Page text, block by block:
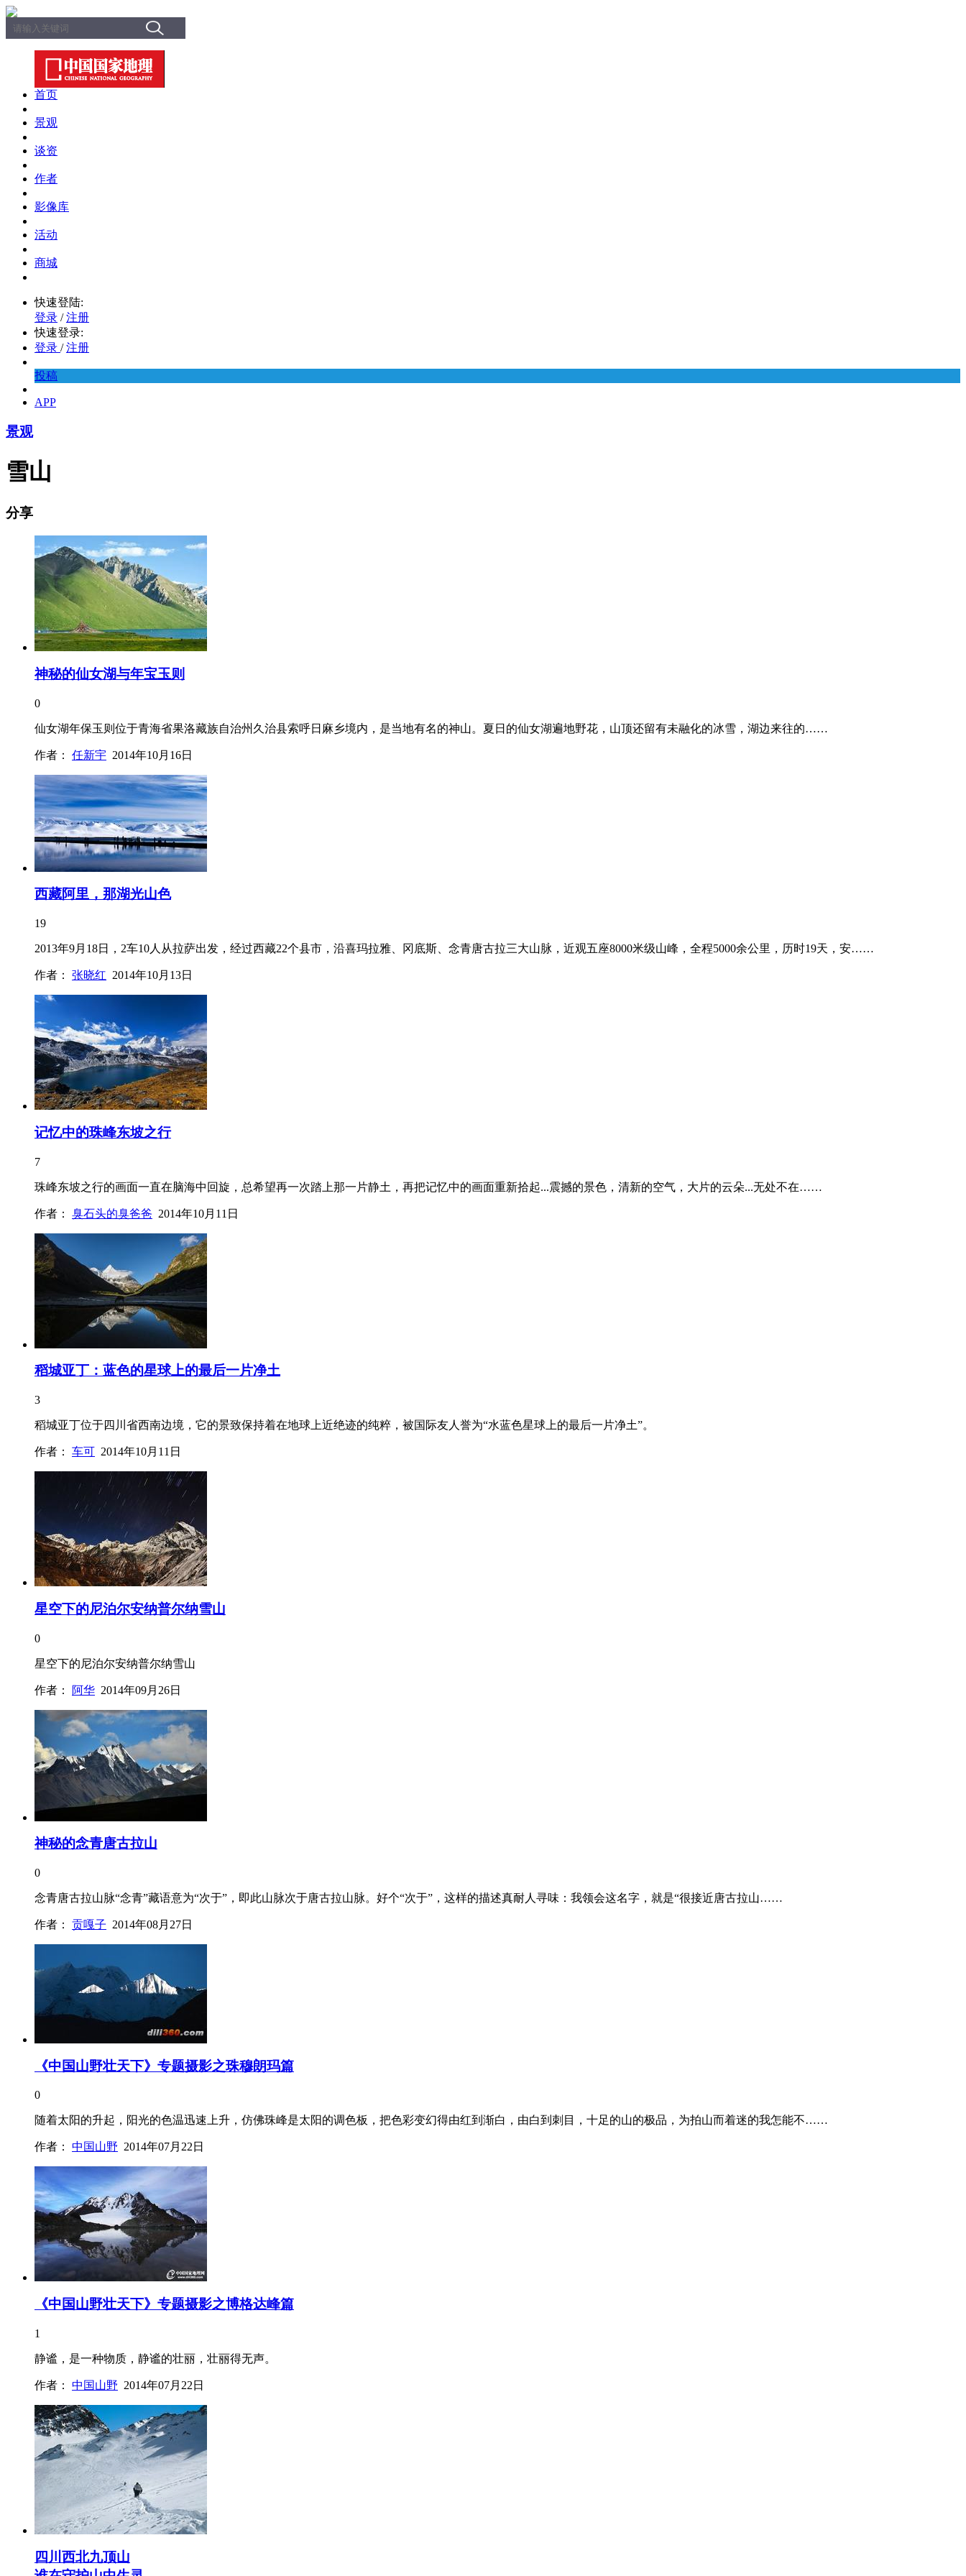
首页
景观
谈资
作者
影像库
活动
商城
快速登陆:
登录 / 注册
快速登录:
登录 / 注册
投稿
APP
景观
雪山
分享
神秘的仙女湖与年宝玉则
0
仙女湖年保玉则位于青海省果洛藏族自治州久治县索呼日麻乡境内，是当地有名的神山。夏日的仙女湖遍地野花，山顶还留有未融化的冰雪，湖边来往的……
作者： 任新宇 2014年10月16日
西藏阿里，那湖光山色
19
2013年9月18日，2车10人从拉萨出发，经过西藏22个县市，沿喜玛拉雅、冈底斯、念青唐古拉三大山脉，近观五座8000米级山峰，全程5000余公里，历时19天，安……
作者： 张晓红 2014年10月13日
记忆中的珠峰东坡之行
7
珠峰东坡之行的画面一直在脑海中回旋，总希望再一次踏上那一片静土，再把记忆中的画面重新拾起...震撼的景色，清新的空气，大片的云朵...无处不在……
作者： 臭石头的臭爸爸 2014年10月11日
稻城亚丁：蓝色的星球上的最后一片净土
3
稻城亚丁位于四川省西南边境，它的景致保持着在地球上近绝迹的纯粹，被国际友人誉为“水蓝色星球上的最后一片净土”。
作者： 车可 2014年10月11日
星空下的尼泊尔安纳普尔纳雪山
0
星空下的尼泊尔安纳普尔纳雪山
作者： 阿华 2014年09月26日
神秘的念青唐古拉山
0
念青唐古拉山脉“念青”藏语意为“次于”，即此山脉次于唐古拉山脉。好个“次于”，这样的描述真耐人寻味：我领会这名字，就是“很接近唐古拉山……
作者： 贡嘎子 2014年08月27日
《中国山野壮天下》专题摄影之珠穆朗玛篇
0
随着太阳的升起，阳光的色温迅速上升，仿佛珠峰是太阳的调色板，把色彩变幻得由红到渐白，由白到刺目，十足的山的极品，为拍山而着迷的我怎能不……
作者： 中国山野 2014年07月22日
《中国山野壮天下》专题摄影之博格达峰篇
1
静谧，是一种物质，静谧的壮丽，壮丽得无声。
作者： 中国山野 2014年07月22日
四川西北九顶山